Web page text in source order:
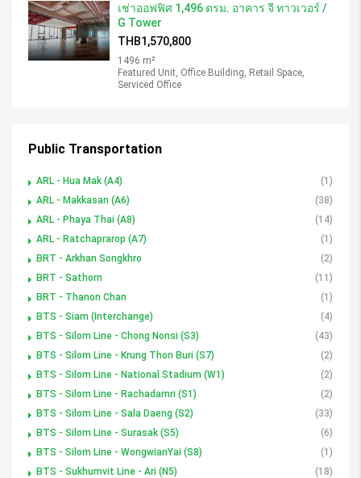
เช่าออฟฟิศ 1,496 ตรม. อาคาร จี ทาวเวอร์ /
G Tower
THB1,570,800
1496 m²
Featured Unit, Office Building, Retail Space,
Serviced Office
Public Transportation
ARL - Hua Mak (A4)
(1)
ARL - Makkasan (A6)
(38)
ARL - Phaya Thai (A8)
(14)
ARL - Ratchaprarop (A7)
(1)
BRT - Arkhan Songkhro
(2)
BRT - Sathorn
(11)
BRT - Thanon Chan
(1)
BTS - Siam (Interchange)
(4)
BTS - Silom Line - Chong Nonsi (S3)
(43)
BTS - Silom Line - Krung Thon Buri (S7)
(2)
BTS - Silom Line - National Stadium (W1)
(2)
BTS - Silom Line - Rachadamri (S1)
(2)
BTS - Silom Line - Sala Daeng (S2)
(33)
BTS - Silom Line - Surasak (S5)
(6)
BTS - Silom Line - WongwianYai (S8)
(1)
BTS - Sukhumvit Line - Ari (N5)
(18)